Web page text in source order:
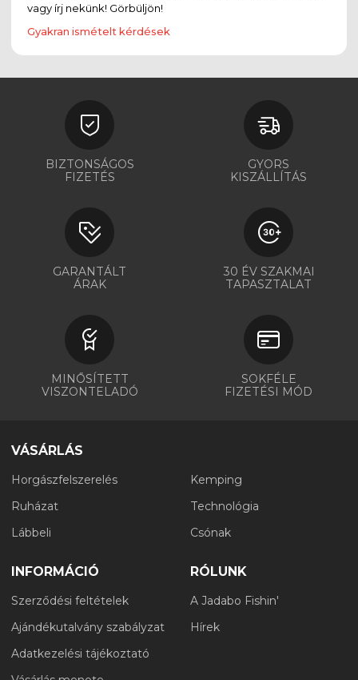
vagy írj nekünk! Görbüljön!
Gyakran ismételt kérdések
BIZTONSÁGOS
FIZETÉS
GYORS
KISZÁLLÍTÁS
GARANTÁLT
ÁRAK
30 ÉV SZAKMAI
TAPASZTALAT
MINŐSÍTETT
VISZONTELADÓ
SOKFÉLE
FIZETÉSI MÓD
VÁSÁRLÁS
Horgászfelszerelés
Ruházat
Lábbeli
Kemping
Technológia
Csónak
INFORMÁCIÓ
Szerződési feltételek
Ajándékutalvány szabályzat
Adatkezelési tájékoztató
RÓLUNK
A Jadabo Fishin'
Hírek